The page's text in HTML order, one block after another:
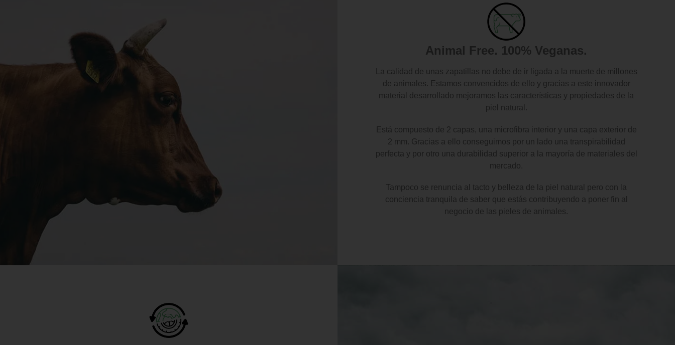
Animal Free. 100% Veganas.
La calidad de unas zapatillas no debe de ir ligada a la muerte de millones
de animales. Estamos convencidos de ello y gracias a este innovador
material desarrollado mejoramos las características y propiedades de la
piel natural.
Está compuesto de 2 capas, una microfibra interior y una capa exterior de
2 mm. Gracias a ello conseguimos por un lado una transpirabilidad
perfecta y por otro una durabilidad superior a la mayoría de materiales del
mercado.
Tampoco se renuncia al tacto y belleza de la piel natural pero con la
conciencia tranquila de saber que estás contribuyendo a poner fin al
negocio de las pieles de animales.